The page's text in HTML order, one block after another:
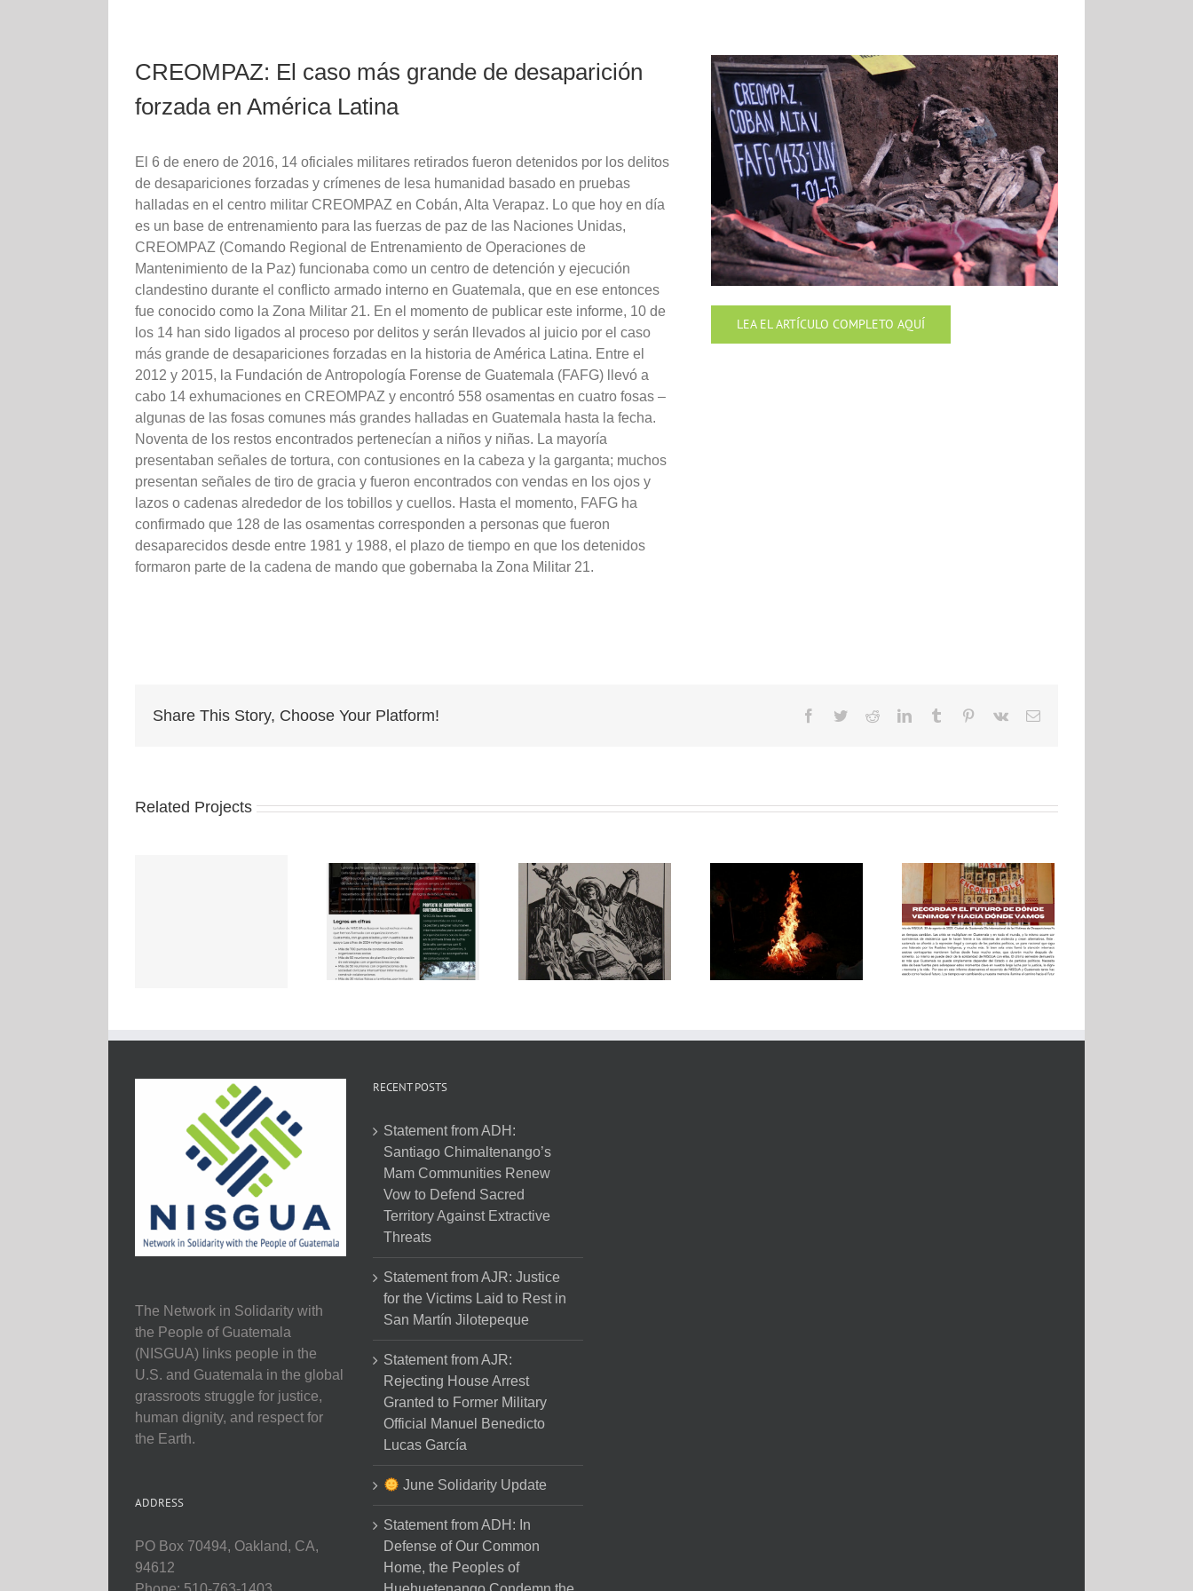
CREOMPAZ: El caso más grande de desaparición
forzada en América Latina
El 6 de enero de 2016, 14 oficiales militares retirados fueron detenidos por los delitos
de desapariciones forzadas y crímenes de lesa humanidad basado en pruebas
halladas en el centro militar CREOMPAZ en Cobán, Alta Verapaz. Lo que hoy en día
es un base de entrenamiento para las fuerzas de paz de las Naciones Unidas,
CREOMPAZ (Comando Regional de Entrenamiento de Operaciones de
Mantenimiento de la Paz) funcionaba como un centro de detención y ejecución
clandestino durante el conflicto armado interno en Guatemala, que en ese entonces
fue conocido como la Zona Militar 21. En el momento de publicar este informe, 10 de
los 14 han sido ligados al proceso por delitos y serán llevados al juicio por el caso
más grande de desapariciones forzadas en la historia de América Latina. Entre el
2012 y 2015, la Fundación de Antropología Forense de Guatemala (FAFG) llevó a
cabo 14 exhumaciones en CREOMPAZ y encontró 558 osamentas en cuatro fosas –
algunas de las fosas comunes más grandes halladas en Guatemala hasta la fecha.
Noventa de los restos encontrados pertenecían a niños y niñas. La mayoría
presentaban señales de tortura, con contusiones en la cabeza y la garganta; muchos
presentan señales de tiro de gracia y fueron encontrados con vendas en los ojos y
lazos o cadenas alrededor de los tobillos y cuellos. Hasta el momento, FAFG ha
confirmado que 128 de las osamentas corresponden a personas que fueron
desaparecidos desde entre 1981 y 1988, el plazo de tiempo en que los detenidos
formaron parte de la cadena de mando que gobernaba la Zona Militar 21.
LEA EL ARTÍCULO COMPLETO AQUÍ
Share This Story, Choose Your Platform! Facebook
TwitterRedditLinkedInTumblr Pinterest
Vk Email
Related Projects
The Network in Solidarity with
the People of Guatemala
(NISGUA) links people in the
U.S. and Guatemala in the global
grassroots struggle for justice,
human dignity, and respect for
the Earth.
ADDRESS
PO Box 70494, Oakland, CA,
94612
RECENT POSTS
Statement from ADH:
Santiago Chimaltenango’s
Mam Communities Renew
Vow to Defend Sacred
Territory Against Extractive
Threats
Statement from AJR: Justice
for the Victims Laid to Rest in
San Martín Jilotepeque
Statement from AJR:
Rejecting House Arrest
Granted to Former Military
Official Manuel Benedicto
Lucas García
June Solidarity Update
Statement from ADH: In
Defense of Our Common
Home, the Peoples of